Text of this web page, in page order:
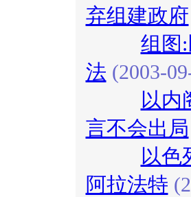
弃组建政府
组图
法 (2003-
以内
言不会出局
以色
阿拉法特